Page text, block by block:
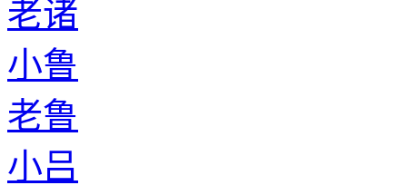
老诸
小鲁
老鲁
小吕